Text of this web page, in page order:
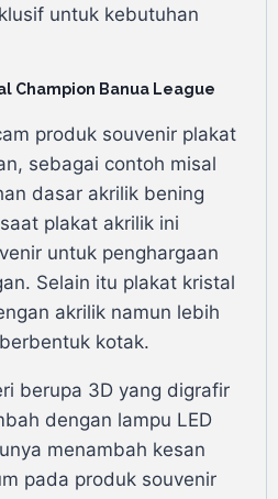
untuk kebutuhan
Champion Banua League
produk souvenir plakat
sebagai contoh misal
dasar akrilik bening
plakat akrilik ini
untuk penghargaan
Selain itu plakat kristal
akrilik namun lebih
kotak.
berupa 3D yang digrafir
dengan lampu LED
menambah kesan
pada produk souvenir